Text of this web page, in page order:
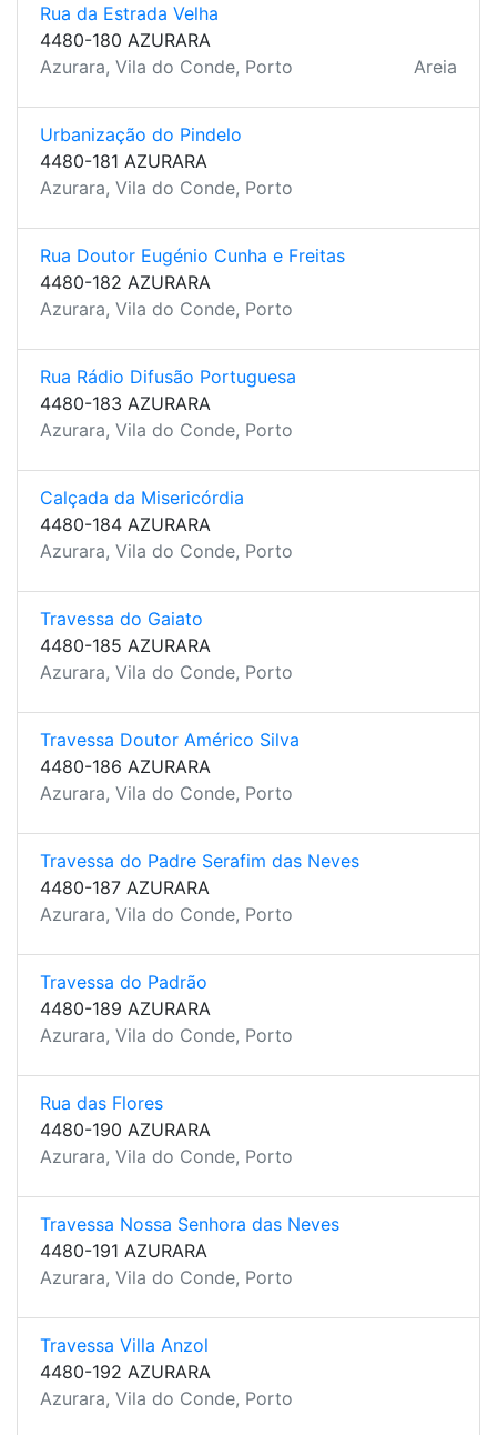
Rua da Estrada Velha
4480-180 AZURARA
Azurara, Vila do Conde, Porto
Areia
Urbanização do Pindelo
4480-181 AZURARA
Azurara, Vila do Conde, Porto
Rua Doutor Eugénio Cunha e Freitas
4480-182 AZURARA
Azurara, Vila do Conde, Porto
Rua Rádio Difusão Portuguesa
4480-183 AZURARA
Azurara, Vila do Conde, Porto
Calçada da Misericórdia
4480-184 AZURARA
Azurara, Vila do Conde, Porto
Travessa do Gaiato
4480-185 AZURARA
Azurara, Vila do Conde, Porto
Travessa Doutor Américo Silva
4480-186 AZURARA
Azurara, Vila do Conde, Porto
Travessa do Padre Serafim das Neves
4480-187 AZURARA
Azurara, Vila do Conde, Porto
Travessa do Padrão
4480-189 AZURARA
Azurara, Vila do Conde, Porto
Rua das Flores
4480-190 AZURARA
Azurara, Vila do Conde, Porto
Travessa Nossa Senhora das Neves
4480-191 AZURARA
Azurara, Vila do Conde, Porto
Travessa Villa Anzol
4480-192 AZURARA
Azurara, Vila do Conde, Porto